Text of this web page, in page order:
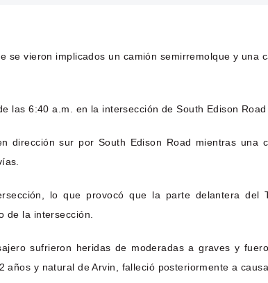
se vieron implicados un camión semirremolque y una
6:40 a.m. en la intersección de South Edison Road
dirección sur por South Edison Road mientras una
lo que provocó que la parte delantera del
de la intersección.
sufrieron heridas de moderadas a graves y
y natural de Arvin, falleció posteriormente a